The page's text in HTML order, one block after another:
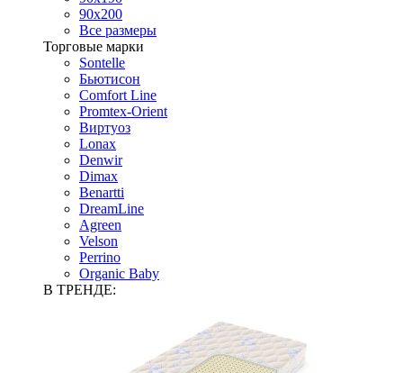
90х200
Все размеры
Торговые марки
Sontelle
Бьютисон
Comfort Line
Promtex-Orient
Виртуоз
Lonax
Denwir
Dimax
Benartti
DreamLine
Agreen
Velson
Perrino
Organic Baby
В ТРЕНДЕ: